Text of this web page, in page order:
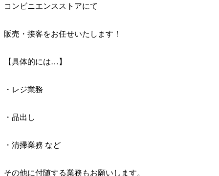
コンビニエンスストアにて
販売・接客をお任せいたします！
【具体的には…】
・レジ業務
・品出し
・清掃業務 など
その他に付随する業務もお願いします。